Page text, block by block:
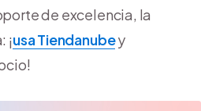
de excelencia, la
¡usa Tiendanubey